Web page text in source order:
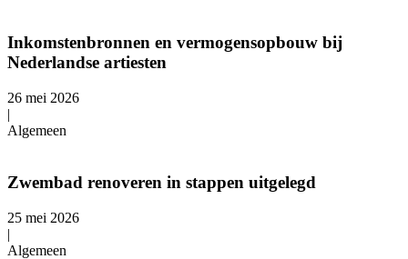
Inkomstenbronnen en vermogensopbouw bij
Nederlandse artiesten
26 mei 2026
|
Algemeen
Zwembad renoveren in stappen uitgelegd
25 mei 2026
|
Algemeen